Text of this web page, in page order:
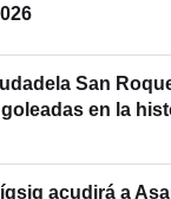
San
en la
acudirá a